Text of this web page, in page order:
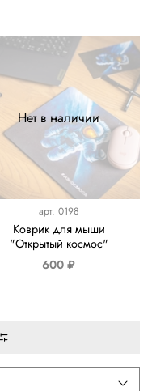
Нет в наличии
арт. 0198
Коврик для мыши
"Открытый космос"
600 ₽